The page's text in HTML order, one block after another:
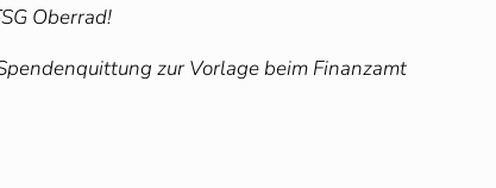
Oberrad!
zur Vorlage beim Finanzamt